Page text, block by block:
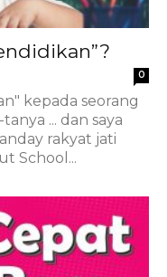
0
kepada seorang
... dan saya
rakyat jati
School...